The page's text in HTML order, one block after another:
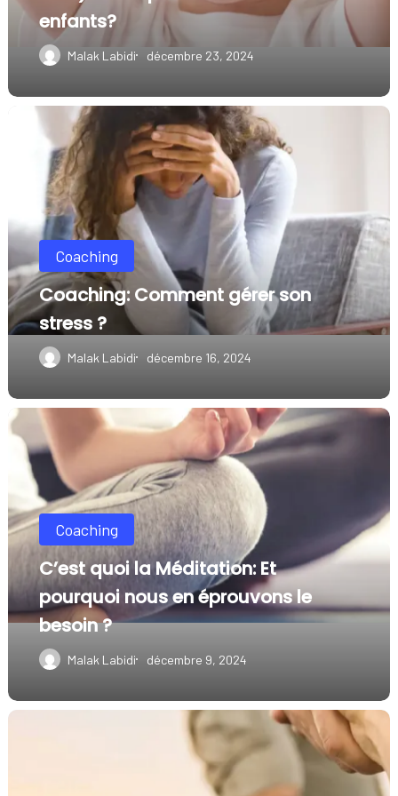
enfants?
enfants?
Malak Labidi décembre 23, 2024
Coaching:
Comment
stress
Coaching
Coaching: Comment gérer son
stress ?
Malak Labidi décembre 16, 2024
C’est
quoi
Méditation:
Et
pourquoi
nous
en
éprouvons
besoin ?
Coaching
C’est quoi la Méditation: Et
pourquoi nous en éprouvons le
besoin ?
Malak Labidi décembre 9, 2024